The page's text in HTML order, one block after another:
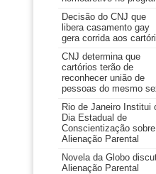
Decisão do CNJ que
libera casamento gay
gera corrida aos
CNJ determina que
cartórios terão de
reconhecer união de
pessoas do mesmo
Rio de Janeiro Institui
Dia Estadual de
Conscientização sobre
Alienação Parental
Novela da Globo
Alienação Parental